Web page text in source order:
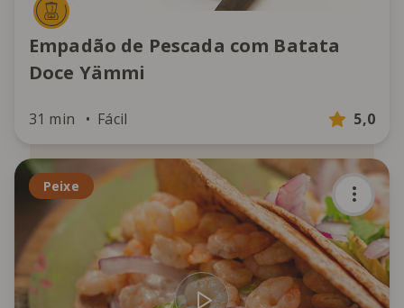
Empadão de Pescada com Batata
Doce Yämmi
31 min Fácil 5,0
Peixe